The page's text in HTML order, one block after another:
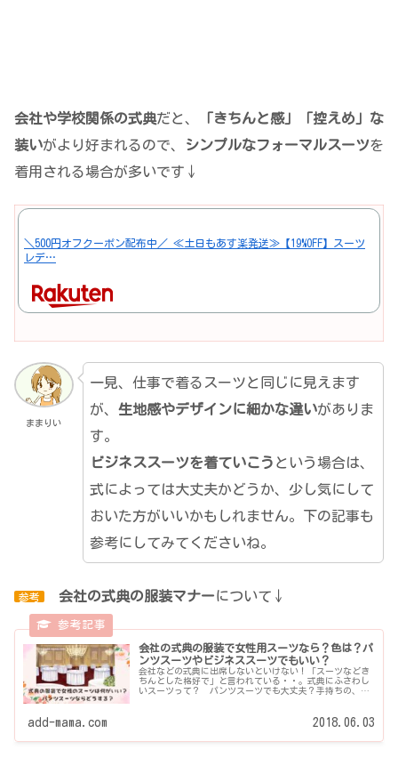
会社や学校関係の式典だと、
「きちんと感」「控えめ」な
装いがより好まれるので、 シンプルなフォーマルスーツを
着用される場合が多いです↓
＼500円オフクーポン配布中／ ≪土日もあす楽発送≫【19%OFF】スーツ
レデ…
ままりい
一見、仕事で着るスーツと同じに見えます
が、 生地感やデザインに細かな違いがありま
す。
ビジネススーツを着ていこう という場合は、
式によっては大丈夫かどうか、少し気にして
おいた方がいいかもしれません。下の記事も
参考にしてみてくださいね。
参考 会社の式典の服装マナーについて↓
会社の式典の服装で女性用スーツなら？色は？パ
ンツスーツやビジネススーツでもいい？
会社などの式典に出席しないといけない！「スーツなどき
ちんとした格好で」と言われている・・。式典にふさわし
いスーツって？ パンツスーツでも大丈夫？手持ちの、リ
add-mama.com 2018.06.03